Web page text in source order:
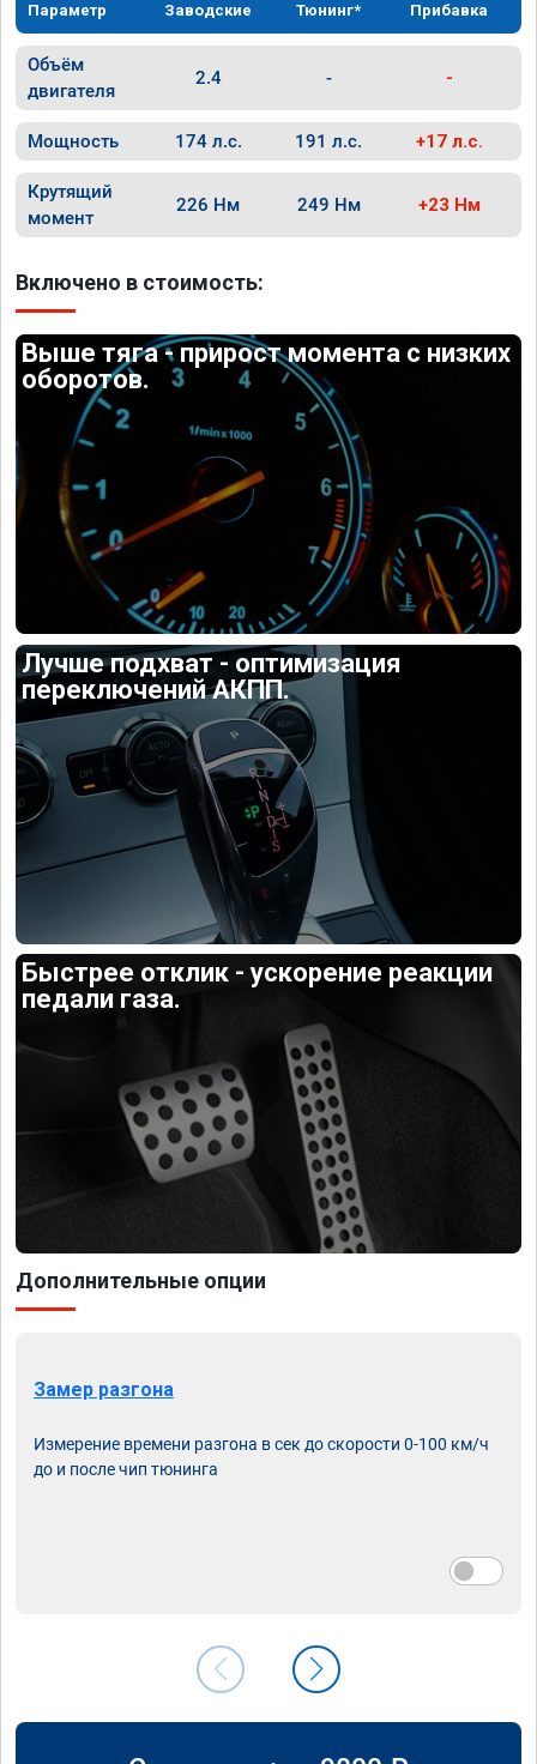
Параметр Заводские Тюнинг* Прибавка
Объём
двигателя
2.4 - -
Мощность 174 л.с. 191 л.с. +17 л.с.
Крутящий
момент
226 Нм 249 Нм +23 Нм
Включено в стоимость:
Выше тяга - прирост момента с низких
оборотов.
Лучше подхват - оптимизация
переключений АКПП.
Быстрее отклик - ускорение реакции
педали газа.
Дополнительные опции
Замер разгона
Измерение времени разгона в сек до скорости 0-100 км/ч
до и после чип тюнинга